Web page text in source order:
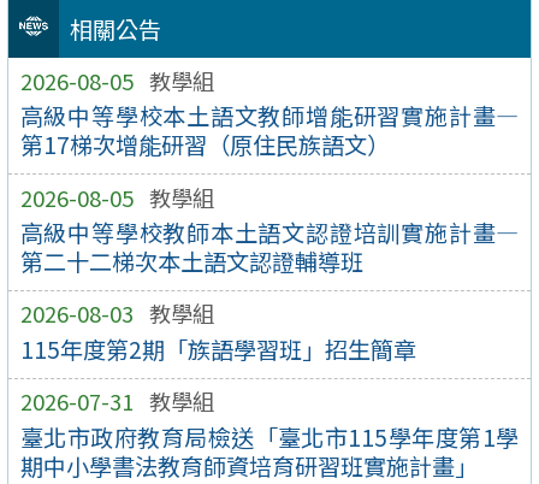
相關公告
2026-08-05 教學組
高級中等學校本土語文教師增能研習實施計畫—
第17梯次增能研習（原住民族語文）
2026-08-05 教學組
高級中等學校教師本土語文認證培訓實施計畫—
第二十二梯次本土語文認證輔導班
2026-08-03 教學組
115年度第2期「族語學習班」招生簡章
2026-07-31 教學組
臺北市政府教育局檢送「臺北市115學年度第1學
期中小學書法教育師資培育研習班實施計畫」